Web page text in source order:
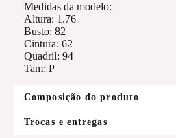
Medidas da modelo:
Altura: 1.76
Busto: 82
Cintura: 62
Quadril: 94
Tam: P
Composição do produto
Trocas e entregas